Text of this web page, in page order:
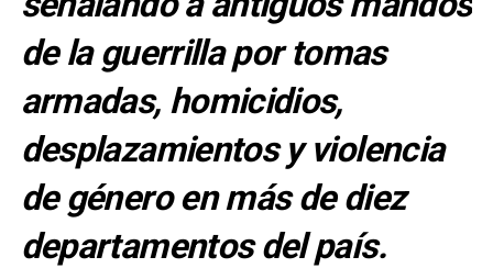
de la guerrilla por tomas
armadas, homicidios,
desplazamientos y violencia
de género en más de diez
departamentos del país.